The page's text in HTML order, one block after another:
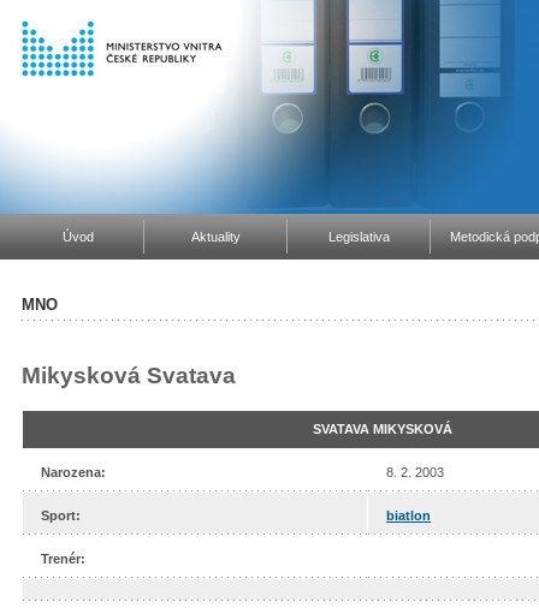
Úvod Aktuality Legislativa Metodická
MNO
Mikysková Svatava
SVATAVA MIKYSKOVÁ
Narozena: 8. 2. 2003
Sport: biatlon
Trenér: